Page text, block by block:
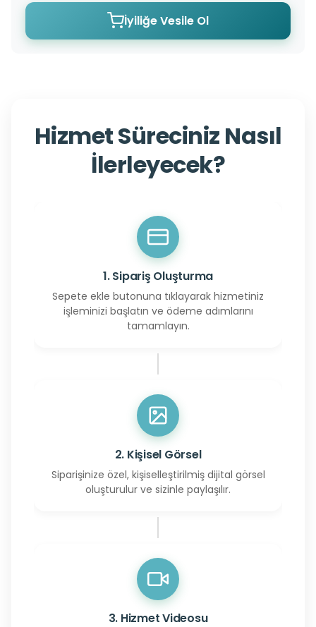
İyiliğe Vesile Ol
Hizmet Süreciniz Nasıl
İlerleyecek?
1. Sipariş Oluşturma
Sepete ekle butonuna tıklayarak hizmetiniz
işleminizi başlatın ve ödeme adımlarını
tamamlayın.
2. Kişisel Görsel
Siparişinize özel, kişiselleştirilmiş dijital görsel
oluşturulur ve sizinle paylaşılır.
3. Hizmet Videosu